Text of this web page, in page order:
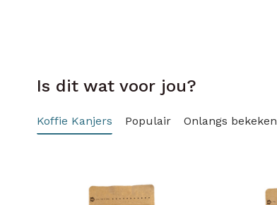
Is dit wat voor jou?
Koffie Kanjers Populair Onlangs bekeken